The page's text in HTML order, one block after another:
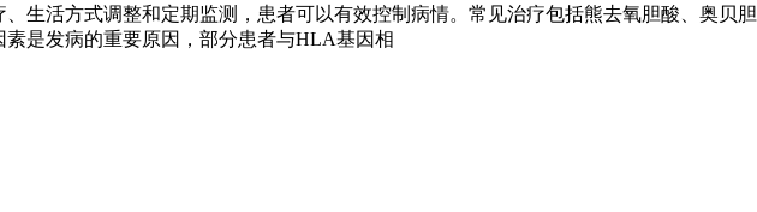
生活方式调整和定期监测，患者可以有效控制病情。常见治疗包括熊去氧胆酸、奥贝胆
是发病的重要原因，部分患者与HLA基因相